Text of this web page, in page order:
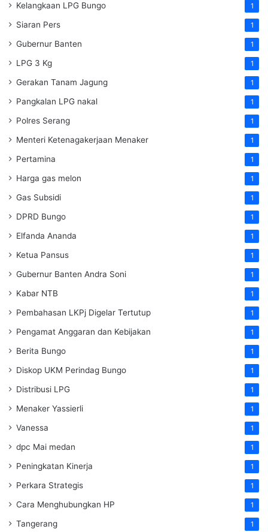
Kelangkaan LPG Bungo 1
Siaran Pers 1
Gubernur Banten 1
LPG 3 Kg 1
Gerakan Tanam Jagung 1
Pangkalan LPG nakal 1
Polres Serang 1
Menteri Ketenagakerjaan Menaker 1
Pertamina 1
Harga gas melon 1
Gas Subsidi 1
DPRD Bungo 1
Elfanda Ananda 1
Ketua Pansus 1
Gubernur Banten Andra Soni 1
Kabar NTB 1
Pembahasan LKPj Digelar Tertutup 1
Pengamat Anggaran dan Kebijakan 1
Berita Bungo 1
Diskop UKM Perindag Bungo 1
Distribusi LPG 1
Menaker Yassierli 1
Vanessa 1
dpc Mai medan 1
Peningkatan Kinerja 1
Perkara Strategis 1
Cara Menghubungkan HP 1
Tangerang 1